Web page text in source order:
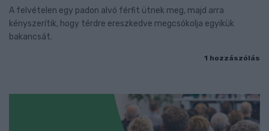
A felvételen egy padon alvó férfit ütnek meg, majd arra
kényszerítik, hogy térdre ereszkedve megcsókolja egyikük
bakancsát.
1 hozzászólás